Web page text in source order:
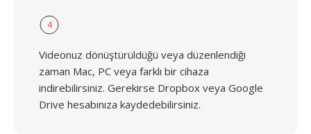
4
Videonuz dönüştürüldüğü veya düzenlendiği
zaman Mac, PC veya farklı bir cihaza
indirebilirsiniz. Gerekirse Dropbox veya Google
Drive hesabınıza kaydedebilirsiniz.